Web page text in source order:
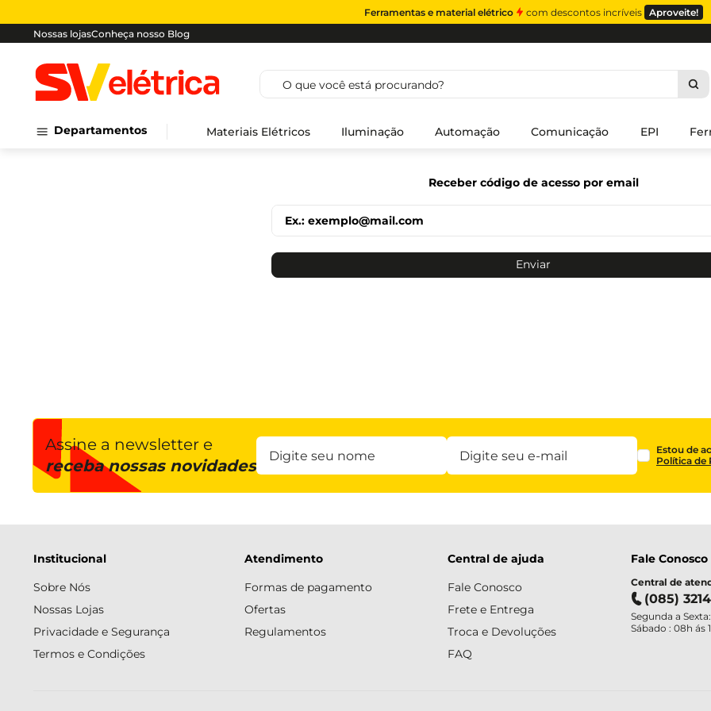
Ferramentas e material elétrico com descontos incríveis Aproveite!
Nossas lojasConheça nosso Blog
O que você está procurando?
Departamentos Materiais Elétricos Iluminação Automação Comunicação EPI
Receber código de acesso por email
Enviar
Assine a newsletter e
receba nossas novidades
Estou de
Política de
Institucional
Sobre Nós
Nossas Lojas
Privacidade e Segurança
Termos e Condições
Atendimento
Formas de pagamento
Ofertas
Regulamentos
Central de ajuda
Fale Conosco
Frete e Entrega
Troca e Devoluções
FAQ
Fale Conosco
Central de
(085)
Segunda a
Sábado : 08h ás